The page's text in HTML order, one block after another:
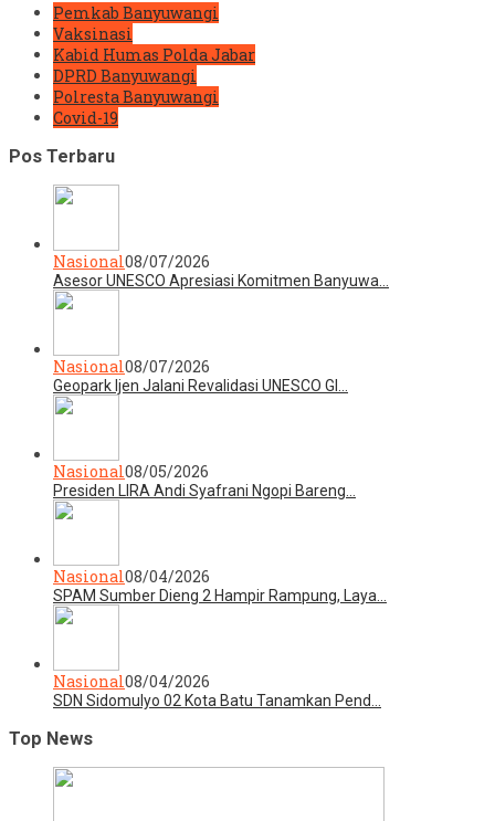
Pemkab Banyuwangi
Vaksinasi
Kabid Humas Polda Jabar
DPRD Banyuwangi
Polresta Banyuwangi
Covid-19
Pos Terbaru
Nasional08/07/2026
Asesor UNESCO Apresiasi Komitmen Banyuwa…
Nasional08/07/2026
Geopark Ijen Jalani Revalidasi UNESCO Gl…
Nasional08/05/2026
Presiden LIRA Andi Syafrani Ngopi Bareng…
Nasional08/04/2026
SPAM Sumber Dieng 2 Hampir Rampung, Laya…
Nasional08/04/2026
SDN Sidomulyo 02 Kota Batu Tanamkan Pend…
Top News